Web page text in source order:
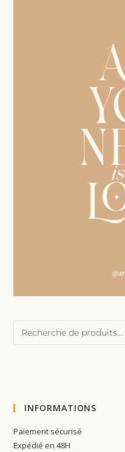
INFORMATIONS
Paiement sécurisé
Expédié en 48H